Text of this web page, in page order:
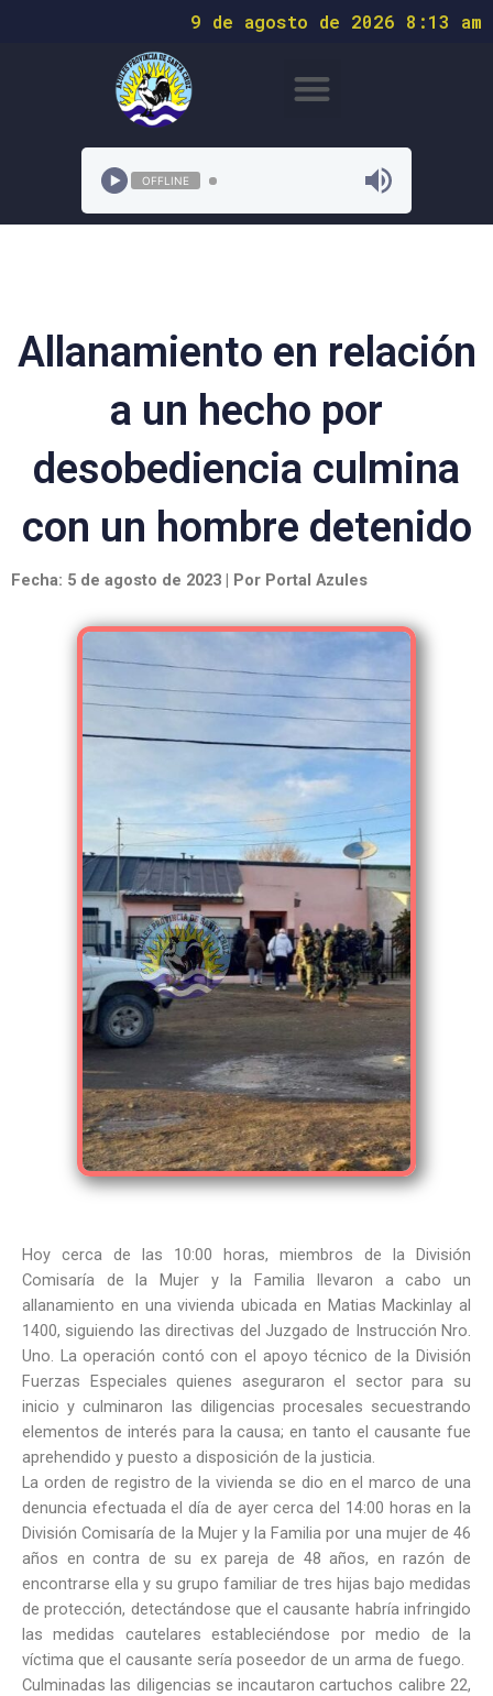
9 de agosto de 2026 8:13 am
OFFLINE
Allanamiento en relación
a un hecho por
desobediencia culmina
con un hombre detenido
Fecha: 5 de agosto de 2023 | Por Portal Azules
Hoy cerca de las 10:00 horas, miembros de la División
Comisaría de la Mujer y la Familia llevaron a cabo un
allanamiento en una vivienda ubicada en Matias Mackinlay al
1400, siguiendo las directivas del Juzgado de Instrucción Nro.
Uno. La operación contó con el apoyo técnico de la División
Fuerzas Especiales quienes aseguraron el sector para su
inicio y culminaron las diligencias procesales secuestrando
elementos de interés para la causa; en tanto el causante fue
aprehendido y puesto a disposición de la justicia.
La orden de registro de la vivienda se dio en el marco de una
denuncia efectuada el día de ayer cerca del 14:00 horas en la
División Comisaría de la Mujer y la Familia por una mujer de 46
años en contra de su ex pareja de 48 años, en razón de
encontrarse ella y su grupo familiar de tres hijas bajo medidas
de protección, detectándose que el causante habría infringido
las medidas cautelares estableciéndose por medio de la
víctima que el causante sería poseedor de un arma de fuego.
Culminadas las diligencias se incautaron cartuchos calibre 22,